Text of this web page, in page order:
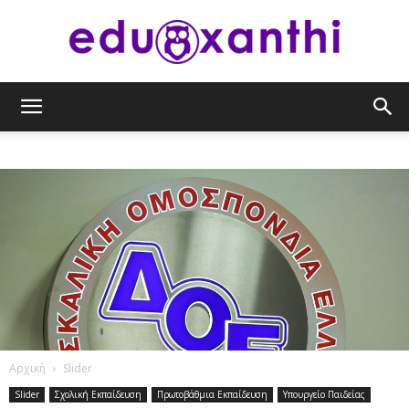
Αρχική Slider
Slider Σχολική Εκπαίδευση Πρωτοβάθμια Εκπαίδευση Υπουργείο Παιδείας